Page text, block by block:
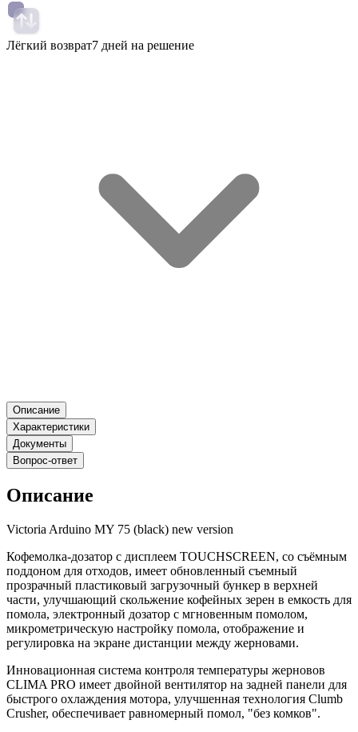
Лёгкий возврат7 дней на решение
Описание
Характеристики
Документы
Вопрос-ответ
Описание
Victoria Arduino MY 75 (black) new version
Кофемолка-дозатор с дисплеем TOUCHSCREEN, со съёмным
поддоном для отходов, имеет обновленный съемный
прозрачный пластиковый загрузочный бункер в верхней
части, улучшающий скольжение кофейных зерен в емкость для
помола, электронный дозатор с мгновенным помолом,
микрометрическую настройку помола, отображение и
регулировка на экране дистанции между жерновами.
Инновационная система контроля температуры жерновов
CLIMA PRO имеет двойной вентилятор на задней панели для
быстрого охлаждения мотора, улучшенная технология Clumb
Crusher, обеспечивает равномерный помол, "без комков".